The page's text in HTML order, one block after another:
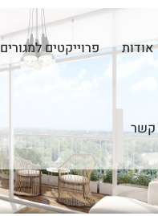
אודות פרוייקטים למגורים
קשר